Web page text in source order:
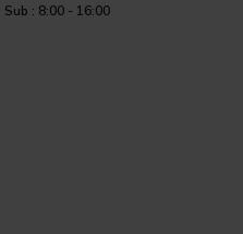
Sub : 8:00 - 16:00